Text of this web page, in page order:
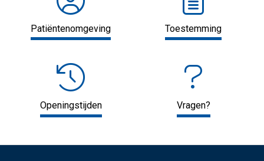
Patiëntenomgeving Toestemming
Openingstijden Vragen?